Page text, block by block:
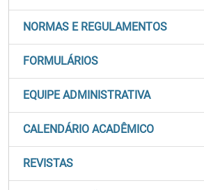
NORMAS E REGULAMENTOS
FORMULÁRIOS
EQUIPE ADMINISTRATIVA
CALENDÁRIO ACADÊMICO
REVISTAS